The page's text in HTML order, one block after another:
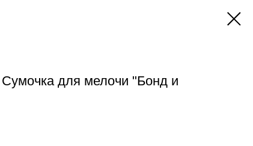
для мелочи "Бонд и